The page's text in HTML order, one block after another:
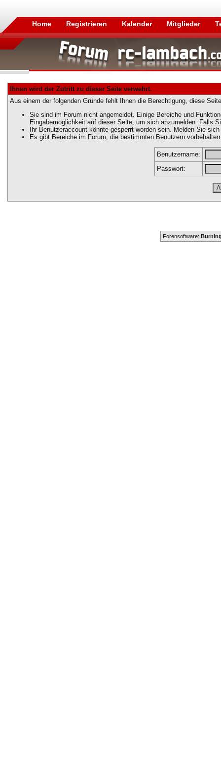
Home Registrieren Kalender Mitglieder
Ihnen wird der Zutritt zu dieser Seite verwehrt.
Aus einem der folgenden Gründe fehlt Ihnen die Berechtigung, diese
Sie sind im Forum nicht angemeldet. Einige Bereiche und
Eingabemöglichkeit auf dieser Seite, um sich anzumelden. Falls
Ihr Benutzeraccount könnte gesperrt worden sein. Melden Sie
Es gibt Bereiche im Forum, die bestimmten Benutzern
Benutzername:
Passwort:
Forensoftware: